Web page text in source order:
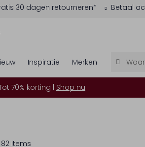
30 dagen retourneren* Betaal
Inspiratie Merken
70% korting | Shop nu
82 items